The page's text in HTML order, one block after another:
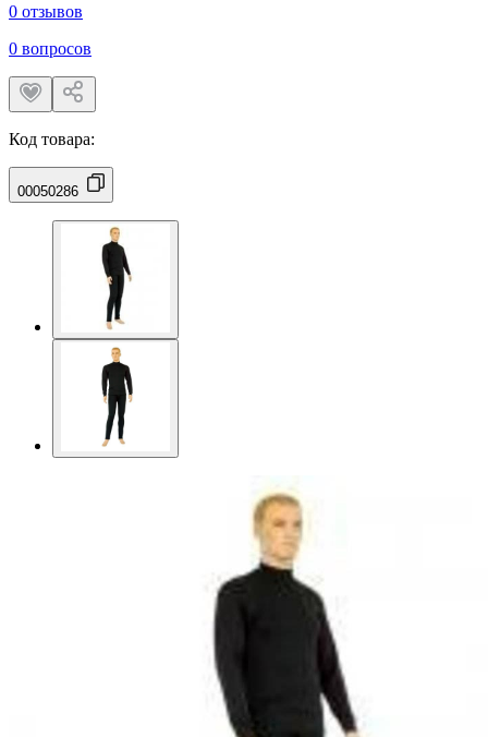
0 отзывов
0 вопросов
Код товара:
00050286